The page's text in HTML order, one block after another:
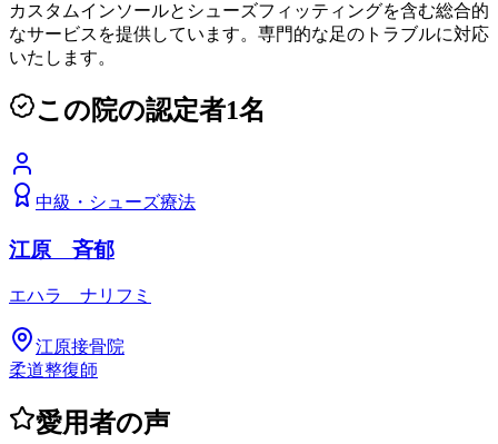
カスタムインソールとシューズフィッティングを含む総合的
なサービスを提供しています。専門的な足のトラブルに対応
いたします。
この院の認定者1名
中級 ・ シューズ療法
江原 斉郁
エハラ ナリフミ
江原接骨院
柔道整復師
愛用者の声